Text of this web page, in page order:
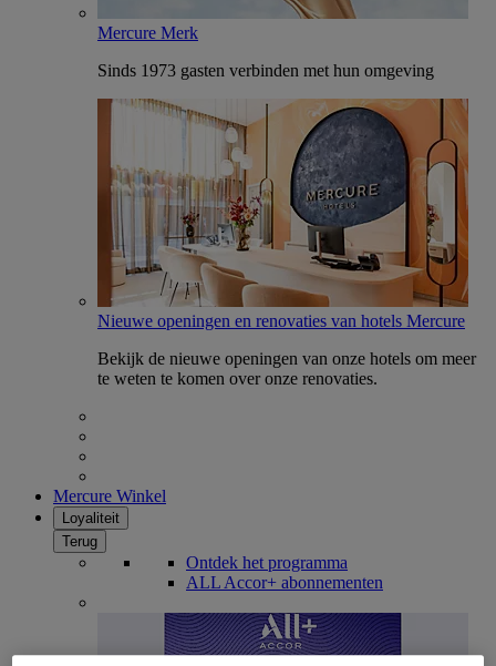
Mercure Merk
Sinds 1973 gasten verbinden met hun omgeving
Nieuwe openingen en renovaties van hotels Mercure
Bekijk de nieuwe openingen van onze hotels om meer
te weten te komen over onze renovaties.
Mercure Winkel
Loyaliteit
Terug
Ontdek het programma
ALL Accor+ abonnementen